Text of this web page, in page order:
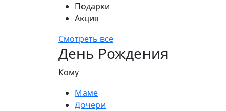
Подарки
Акция
Смотреть все
День Рождения
Кому
Маме
Дочери